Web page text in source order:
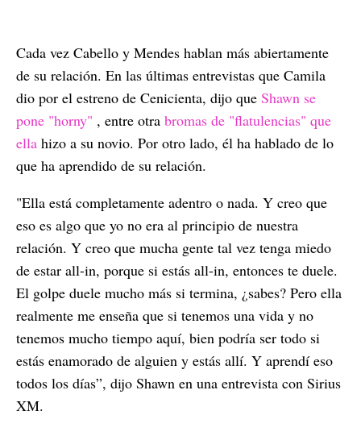
Cada vez Cabello y Mendes hablan más abiertamente
de su relación. En las últimas entrevistas que Camila
dio por el estreno de Cenicienta, dijo que Shawn se
pone "horny" , entre otra bromas de "flatulencias" que
ella hizo a su novio. Por otro lado, él ha hablado de lo
que ha aprendido de su relación.
"Ella está completamente adentro o nada. Y creo que
eso es algo que yo no era al principio de nuestra
relación. Y creo que mucha gente tal vez tenga miedo
de estar all-in, porque si estás all-in, entonces te duele.
El golpe duele mucho más si termina, ¿sabes? Pero ella
realmente me enseña que si tenemos una vida y no
tenemos mucho tiempo aquí, bien podría ser todo si
estás enamorado de alguien y estás allí. Y aprendí eso
todos los días”, dijo Shawn en una entrevista con Sirius
XM.